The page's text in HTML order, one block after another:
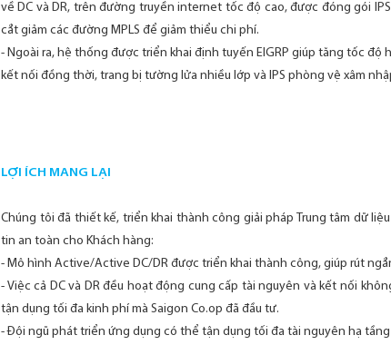
về DC và DR, trên đường truyền internet tốc độ cao, được đóng gói
cắt giảm các đường MPLS để giảm thiểu chi phí.
- Ngoài ra, hệ thống được triển khai định tuyến EIGRP giúp tăng tốc
kết nối đồng thời, trang bị tường lửa nhiều lớp và IPS phòng vệ xâm
LỢI ÍCH MANG LẠI
Chúng tôi đã thiết kế, triển khai thành công giải pháp Trung tâm dữ
tin an toàn cho Khách hàng:
- Mô hình Active/Active DC/DR được triển khai thành công, giúp rút
- Việc cả DC và DR đều hoạt động cung cấp tài nguyên và kết nối
tận dụng tối đa kinh phí mà Saigon Co.op đã đầu tư.
- Đội ngũ phát triển ứng dụng có thể tận dụng tối đa tài nguyên hạ